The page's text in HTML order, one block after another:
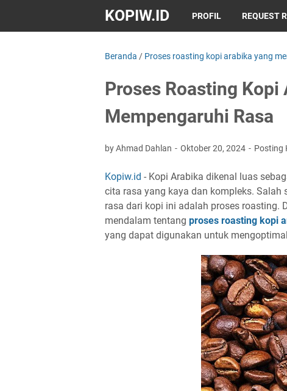
KOPIW.ID PROFIL REQUEST
Beranda / Proses roasting kopi arabika yang
Proses Roasting Kopi
Mempengaruhi Rasa
by Ahmad Dahlan Oktober 20, 2024 Posting
Kopiw.id - Kopi Arabika dikenal luas
cita rasa yang kaya dan kompleks.
rasa dari kopi ini adalah proses roasting.
mendalam tentang proses roasting kopi
yang dapat digunakan untuk